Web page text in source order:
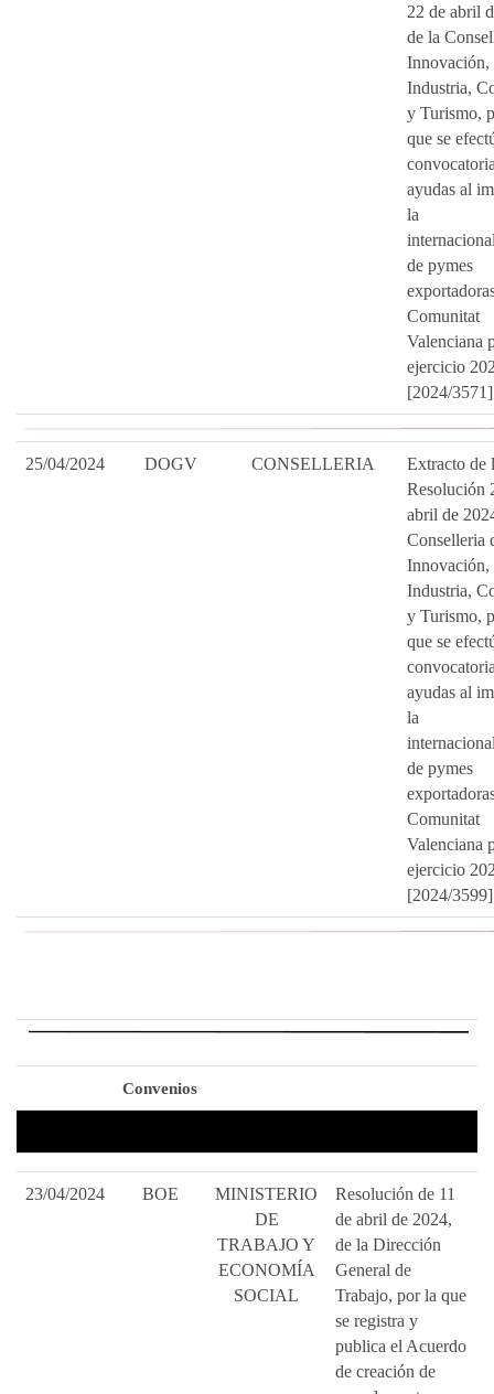
22 de abril
de la
Innovación,
Industria,
y Turismo,
que se
ayudas al
la
de pymes
Comunitat
Valenciana
ejercicio
[2024/3571]
25/04/2024 DOGV CONSELLERIA
Extracto de
Resolución
abril de
Conselleria
Innovación,
Industria,
y Turismo,
que se
ayudas al
la
de pymes
Comunitat
Valenciana
ejercicio
[2024/3599]
Convenios
23/04/2024 BOE
MINISTERIO
DE
TRABAJO Y
ECONOMÍA
SOCIAL
Resolución de 11
de abril de 2024,
de la Dirección
General de
Trabajo, por la que
se registra y
publica el Acuerdo
de creación de